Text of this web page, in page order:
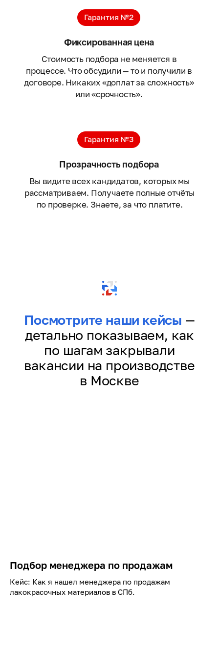
Гарантия №3
Прозрачность подбора
Вы видите всех кандидатов, которых мы
рассматриваем. Получаете полные отчёты
по проверке. Знаете, за что платите.
Гарантия №2
Фиксированная цена
Стоимость подбора не меняется в
процессе. Что обсудили — то и получили в
договоре. Никаких «доплат за сложность»
или «срочность».
Посмотрите наши кейсы —
детально показываем, как
по шагам закрывали
вакансии на производстве
в Москве
Подбор менеджера по продажам
Кейс: Как я нашел менеджера по продажам
лакокрасочных материалов в СПб.